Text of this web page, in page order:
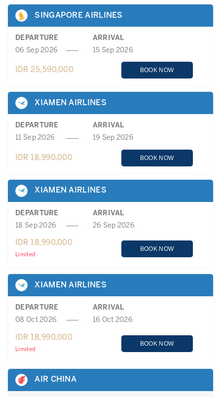
SINGAPORE AIRLINES
DEPARTURE
ARRIVAL
06 Sep 2026
15 Sep 2026
IDR 25,590,000 BOOK NOW
XIAMEN AIRLINES
DEPARTURE
ARRIVAL
11 Sep 2026
19 Sep 2026
IDR 18,990,000 BOOK NOW
XIAMEN AIRLINES
DEPARTURE
ARRIVAL
18 Sep 2026
26 Sep 2026
IDR 18,990,000
Limited
BOOK NOW
XIAMEN AIRLINES
DEPARTURE
ARRIVAL
08 Oct 2026
16 Oct 2026
IDR 18,990,000
Limited
BOOK NOW
AIR CHINA